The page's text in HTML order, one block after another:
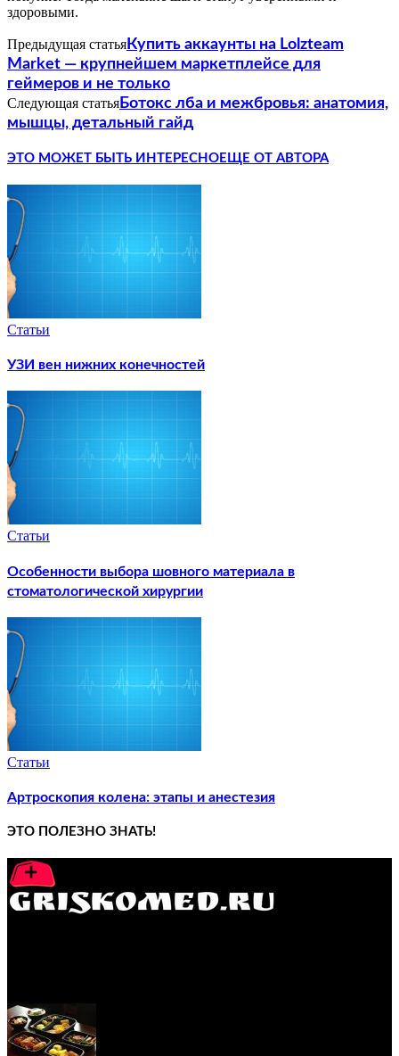
здоровыми.
Предыдущая статьяКупить аккаунты на Lolzteam
Market — крупнейшем маркетплейсе для
геймеров и не только
Следующая статьяБотокс лба и межбровья: анатомия,
мышцы, детальный гайд
ЭТО МОЖЕТ БЫТЬ ИНТЕРЕСНО ЕЩЕ ОТ АВТОРА
Статьи
УЗИ вен нижних конечностей
Статьи
Особенности выбора шовного материала в
стоматологической хирургии
Статьи
Артроскопия колена: этапы и анестезия
ЭТО ПОЛЕЗНО ЗНАТЬ!